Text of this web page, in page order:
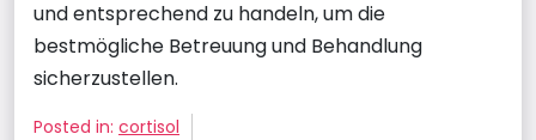
und entsprechend zu handeln, um die
bestmögliche Betreuung und Behandlung
sicherzustellen.
Posted in: cortisol